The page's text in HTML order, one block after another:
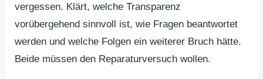
vergessen. Klärt, welche Transparenz
vorübergehend sinnvoll ist, wie Fragen beantwortet
werden und welche Folgen ein weiterer Bruch hätte.
Beide müssen den Reparaturversuch wollen.